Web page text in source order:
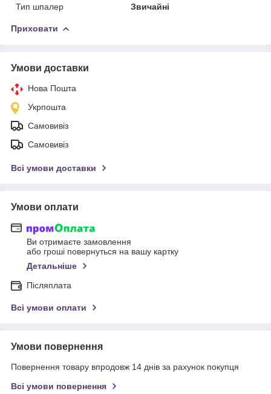
Тип шпалер
Звичайні
Приховати
Умови доставки
Нова Пошта
Укрпошта
Самовивіз
Самовивіз
Всі умови доставки
Умови оплати
Ви отримаєте замовлення
або гроші повернуться на вашу картку
Детальніше
Післяплата
Всі умови оплати
Умови повернення
Повернення товару впродовж 14 днів за рахунок покупця
Всі умови повернення